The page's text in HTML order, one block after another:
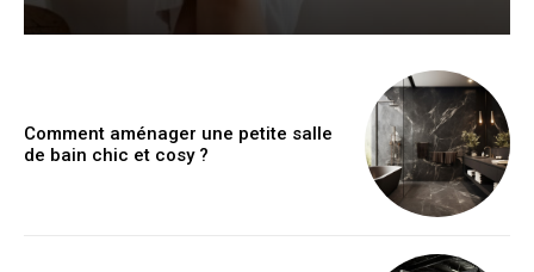
Comment aménager une petite salle
de bain chic et cosy ?